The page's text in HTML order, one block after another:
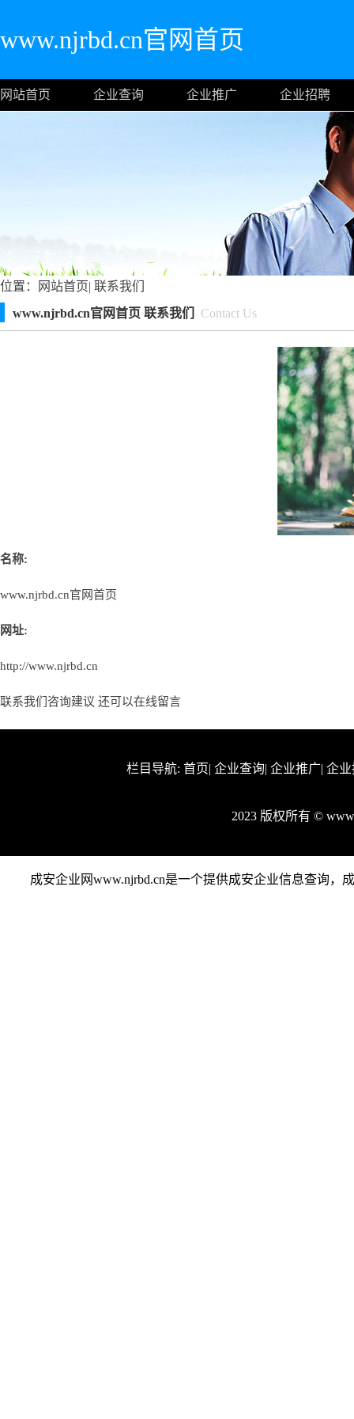
www.njrbd.cn官网首页
网站首页 企业查询 企业推广 企业招聘
位置： 网站首页| 联系我们
www.njrbd.cn官网首页 联系我们
Contact Us
名称:
www.njrbd.cn官网首页
网址:
http://www.njrbd.cn
联系我们咨询建议 还可以在线留言
栏目导航: 首页| 企业查询| 企业推广| 企
2023 版权所有 ©
成安企业网www.njrbd.cn是一个提供成安企业信息查询